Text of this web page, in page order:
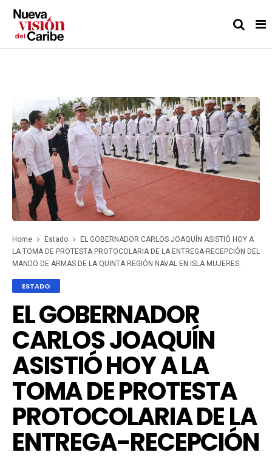
Home Estado
EL GOBERNADOR CARLOS JOAQUÍN ASISTIÓ HOY A
LA TOMA DE PROTESTA PROTOCOLARIA DE LA ENTREGA-RECEPCIÓN DEL
MANDO DE ARMAS DE LA QUINTA REGIÓN NAVAL EN ISLA MUJERES.
ESTADO
EL GOBERNADOR
CARLOS JOAQUÍN
ASISTIÓ HOY A LA
TOMA DE PROTESTA
PROTOCOLARIA DE LA
ENTREGA-RECEPCIÓN